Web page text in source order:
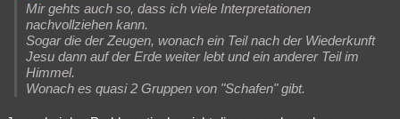
Mir gehts auch so, dass ich viele Interpretationen
nachvollziehen kann.
Sogar die der Zeugen, wonach ein Teil nach der Wiederkunft
Jesu dann auf der Erde weiter lebt und ein anderer Teil im
Himmel.
Wonach es quasi 2 Gruppen von "Schafen" gibt.